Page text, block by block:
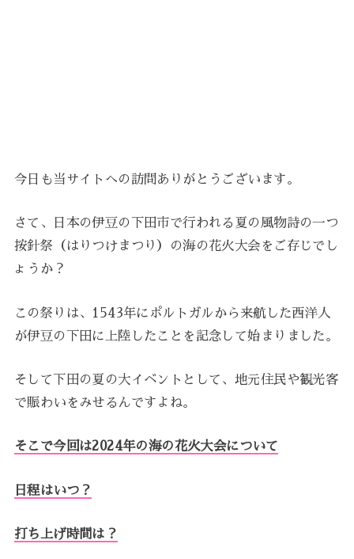
今日も当サイトへの訪問ありがとうございます。
さて、日本の伊豆の下田市で行われる夏の風物詩の一つ
按針祭（はりつけまつり）の海の花火大会をご存じでし
ょうか？
この祭りは、1543年にポルトガルから来航した西洋人
が伊豆の下田に上陸したことを記念して始まりました。
そして下田の夏の大イベントとして、地元住民や観光客
で賑わいをみせるんですよね。
そこで今回は2024年の海の花火大会について
日程はいつ？
打ち上げ時間は？